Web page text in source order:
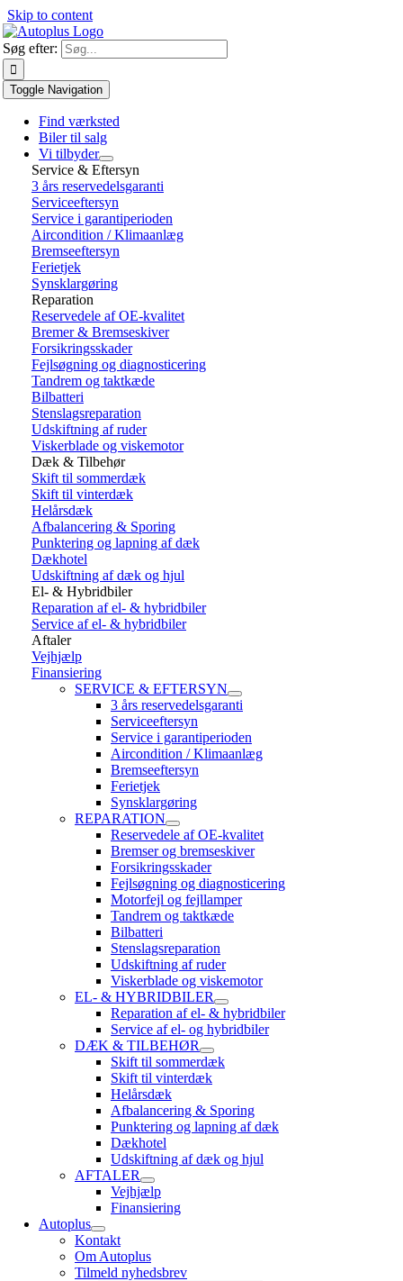
Skip to content
Søg efter:
Toggle Navigation
Find værksted
Biler til salg
Vi tilbyder
Service & Eftersyn
3 års reservedelsgaranti
Serviceeftersyn
Service i garantiperioden
Aircondition / Klimaanlæg
Bremseeftersyn
Ferietjek
Synsklargøring
Reparation
Reservedele af OE-kvalitet
Bremer & Bremseskiver
Forsikringsskader
Fejlsøgning og diagnosticering
Tandrem og taktkæde
Bilbatteri
Stenslagsreparation
Udskiftning af ruder
Viskerblade og viskemotor
Dæk & Tilbehør
Skift til sommerdæk
Skift til vinterdæk
Helårsdæk
Afbalancering & Sporing
Punktering og lapning af dæk
Dækhotel
Udskiftning af dæk og hjul
El- & Hybridbiler
Reparation af el- & hybridbiler
Service af el- & hybridbiler
Aftaler
Vejhjælp
Finansiering
SERVICE & EFTERSYN
3 års reservedelsgaranti
Serviceeftersyn
Service i garantiperioden
Aircondition / Klimaanlæg
Bremseeftersyn
Ferietjek
Synsklargøring
REPARATION
Reservedele af OE-kvalitet
Bremser og bremseskiver
Forsikringsskader
Fejlsøgning og diagnosticering
Motorfejl og fejllamper
Tandrem og taktkæde
Bilbatteri
Stenslagsreparation
Udskiftning af ruder
Viskerblade og viskemotor
EL- & HYBRIDBILER
Reparation af el- & hybridbiler
Service af el- og hybridbiler
DÆK & TILBEHØR
Skift til sommerdæk
Skift til vinterdæk
Helårsdæk
Afbalancering & Sporing
Punktering og lapning af dæk
Dækhotel
Udskiftning af dæk og hjul
AFTALER
Vejhjælp
Finansiering
Autoplus
Kontakt
Om Autoplus
Tilmeld nyhedsbrev